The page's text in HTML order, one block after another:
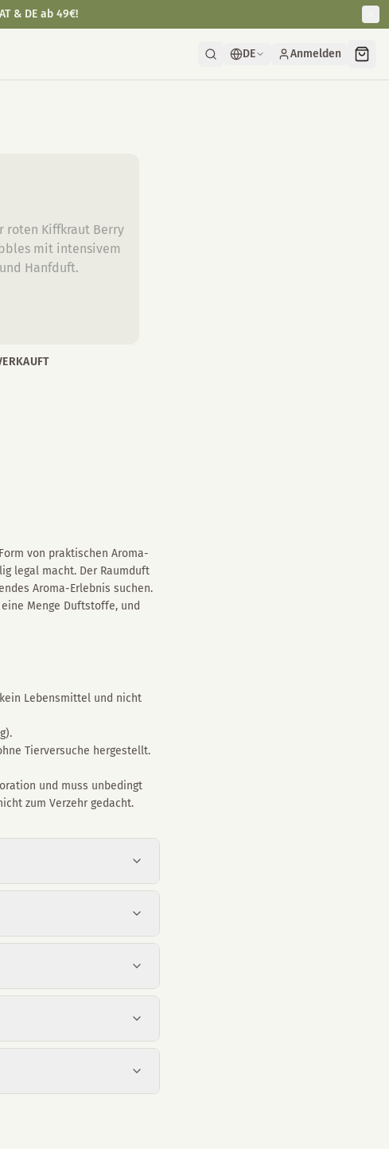
DE Anmelden
von praktischen Aroma-
legal macht. Der Raumduft
Aroma-Erlebnis suchen.
Menge Duftstoffe, und
Lebensmittel und nicht
Tierversuche hergestellt.
und muss unbedingt
zum Verzehr gedacht.
& DE ab 49€!